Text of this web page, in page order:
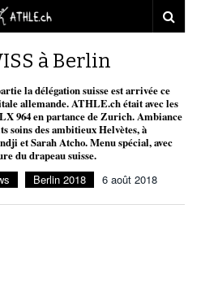
à Berlin
la délégation suisse est arrivée ce
allemande. ATHLE.ch était avec les
964 en partance de Zurich. Ambiance
soins des ambitieux Helvètes, à
et Sarah Atcho. Menu spécial, avec
du drapeau suisse.
Berlin 2018 6 août 2018